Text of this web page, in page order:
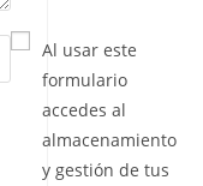
Al usar este
formulario
accedes al
almacenamiento
y gestión de tus